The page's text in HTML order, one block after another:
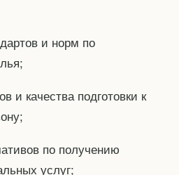
и норм по
и качества подготовки к
по получению
услуг;